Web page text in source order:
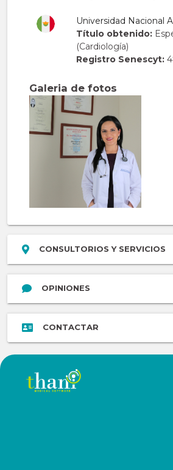
Universidad Nacional
Título obtenido:
(Cardiología)
Registro Senescyt:
Galeria de fotos
CONSULTORIOS Y SERVICIOS
OPINIONES
CONTACTAR